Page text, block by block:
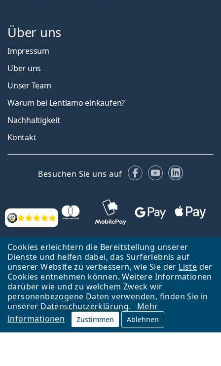
Cookies erleichtern die Bereitstellung unserer
Dienste und helfen dabei, das Surferlebnis auf
unserer Website zu verbessern, wie Sie der Liste der
Cookies entnehmen können. Weitere Informationen
darüber wie und zu welchem Zweck wir
personenbezogene Daten verwenden, finden Sie in
unserer Datenschutzerklärung.
Mehr
Informationen
Zustimmen Ablehnen
Bewertung
Über uns
Impressum
Über uns
Unser Team
Warum bei Lentiamo einkaufen?
Nachhaltigkeit
Kontakt
Besuchen Sie uns auf Facebook
YouTubeLinkedIn
Zurück zur Hauptseite
Nach oben
Lentiamo s.r.o., Tschechien ist Eigentümer und Betreiber des Online-
Shops Lentiamo.de
Seit 18 Jahren sind wir für Sie da.